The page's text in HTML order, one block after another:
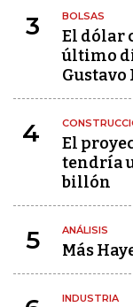
3 BOLSAS
El dólar
último
Gustavo
4
El
tendría
billón
5 ANÁLISIS
Más
INDUSTRIA